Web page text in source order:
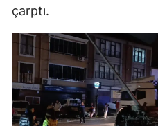
çarptı.